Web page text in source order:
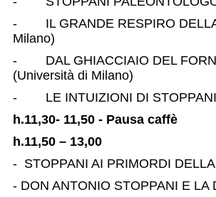
- IL GRANDE RESPIRO DELLA
Milano)
- DAL GHIACCIAIO DEL FORNO
(Università di Milano)
- LE INTUIZIONI DI STOPPANI
h.11,30- 11,50 - Pausa caffè
h.11,50 – 13,00
- STOPPANI AI PRIMORDI
- DON ANTONIO STOPPANI E